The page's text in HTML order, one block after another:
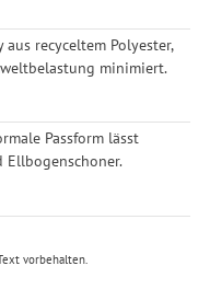
aus recyceltem Polyester,
minimiert.
Passform lässt
vorbehalten.